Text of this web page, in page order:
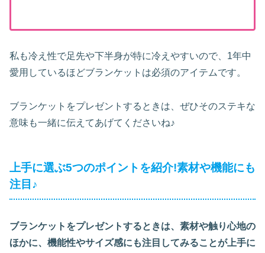
私も冷え性で足先や下半身が特に冷えやすいので、1年中
愛用しているほどブランケットは必須のアイテムです。
ブランケットをプレゼントするときは、ぜひそのステキな
意味も一緒に伝えてあげてくださいね♪
上手に選ぶ5つのポイントを紹介!素材や機能にも
注目♪
ブランケットをプレゼントするときは、素材や触り心地の
ほかに、機能性やサイズ感にも注目してみることが上手に